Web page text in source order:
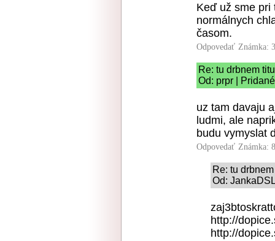
Keď už sme pri
normálnych
časom.
Odpovedať Známka:
Re: tu drbnem
Od: prpr |
uz tam davaju
ludmi, ale
budu vymyslat
Odpovedať Známka:
Re: tu
Od:
http://
http://